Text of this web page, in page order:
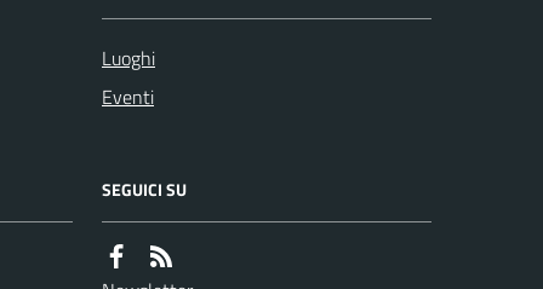
Luoghi
Eventi
SEGUICI SU